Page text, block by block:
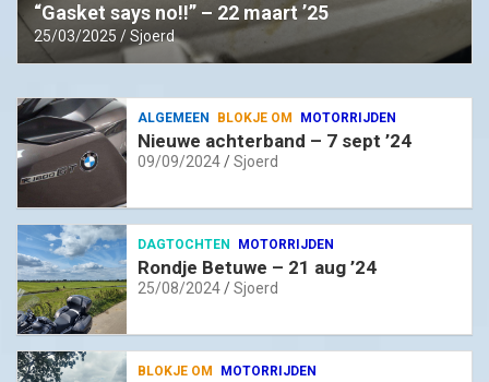
“Gasket says no!!” – 22 maart ’25
25/03/2025 Sjoerd
ALGEMEEN BLOKJE OM MOTORRIJDEN
Nieuwe achterband – 7 sept ’24
09/09/2024 Sjoerd
DAGTOCHTEN MOTORRIJDEN
Rondje Betuwe – 21 aug ’24
25/08/2024 Sjoerd
BLOKJE OM MOTORRIJDEN